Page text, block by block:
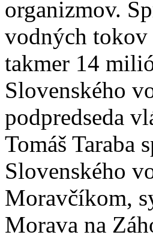
organizmov.
vodných tokov
takmer 14
Slovenského
podpredseda
Tomáš Taraba
Slovenského
Moravčíkom,
Morava na